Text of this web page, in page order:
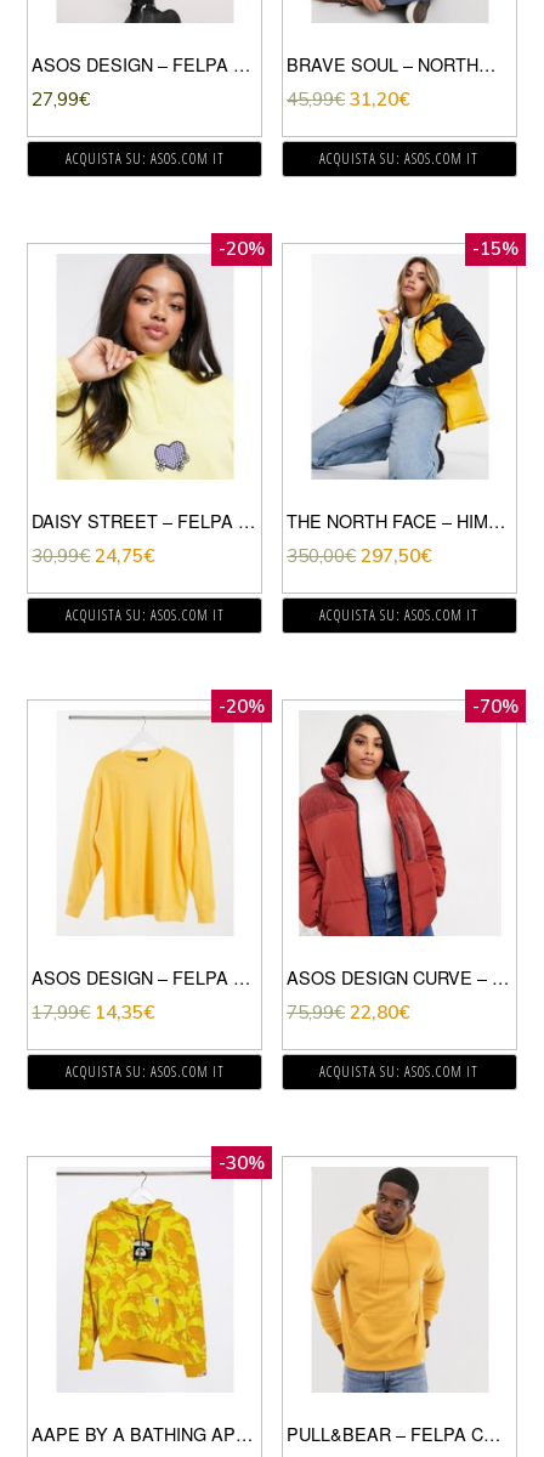
ASOS DESIGN – FELPA CON CAPPUCCIO LUNGA OVERSIZE COLOR SENAPE-GIALLO
27,99€
ACQUISTA SU: ASOS.COM IT
BRAVE SOUL – NORTHWICH – PIUMINO LUCIDO-GIALLO
45,99€ 31,20€
ACQUISTA SU: ASOS.COM IT
-20%
DAISY STREET – FELPA OVERSIZE CON ZIP CORTA CON APPLICAZIONE A CUORE IN COLOR PASTELLO-GIALLO
30,99€ 24,75€
ACQUISTA SU: ASOS.COM IT
-15%
THE NORTH FACE – HIMALAYAN – PARKA GIALLO
350,00€ 297,50€
ACQUISTA SU: ASOS.COM IT
-20%
ASOS DESIGN – FELPA OVERSIZE IN COTONE ORGANICO GIALLO
17,99€ 14,35€
ACQUISTA SU: ASOS.COM IT
-70%
ASOS DESIGN CURVE – PIUMINO CON PANNELLI A COSTE ROSSO-GIALLO
75,99€ 22,80€
ACQUISTA SU: ASOS.COM IT
-30%
AAPE BY A BATHING APE – FELPA GIALLA MIMETICA CON CAPPUCCIO E RIQUADRO CON LOGO-GIALLO PULL&BEAR – FELPA CON CAPPUCCIO SENAPE-GIALLO